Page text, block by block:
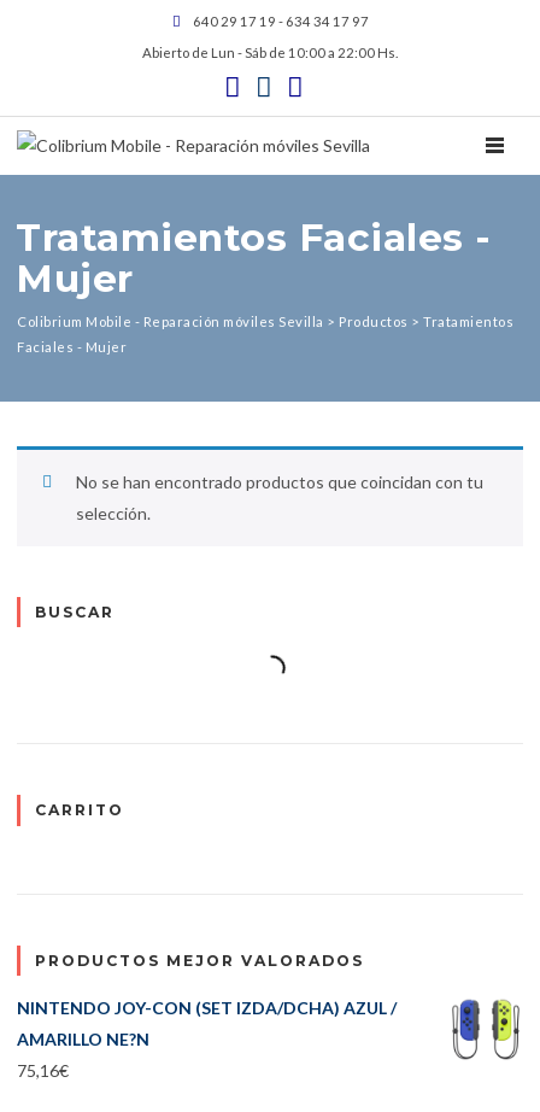
640 29 17 19 - 634 34 17 97
Abierto de Lun - Sáb de 10:00 a 22:00 Hs.
Tratamientos Faciales -
Mujer
Colibrium Mobile - Reparación móviles Sevilla > Productos > Tratamientos
Faciales - Mujer
No se han encontrado productos que coincidan con tu
selección.
BUSCAR
CARRITO
PRODUCTOS MEJOR VALORADOS
NINTENDO JOY-CON (SET IZDA/DCHA) AZUL /
AMARILLO NE?N
75,16€